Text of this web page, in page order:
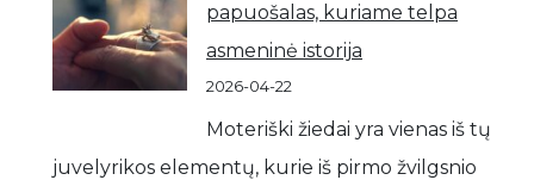
papuošalas, kuriame telpa
asmeninė istorija
2026-04-22
Moteriški žiedai yra vienas iš tų
juvelyrikos elementų, kurie iš pirmo žvilgsnio